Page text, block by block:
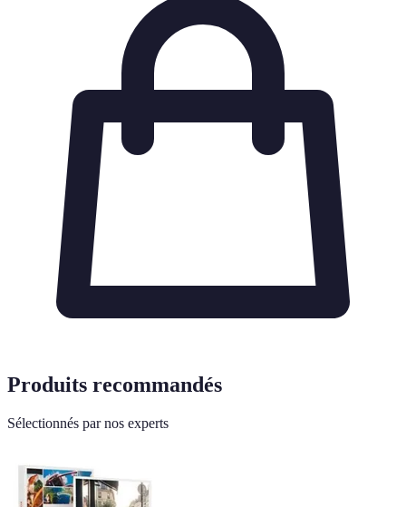
Produits recommandés
Sélectionnés par nos experts